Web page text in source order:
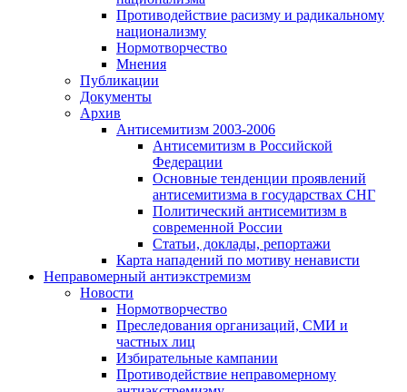
Противодействие расизму и радикальному
национализму
Нормотворчество
Мнения
Публикации
Документы
Архив
Антисемитизм 2003-2006
Антисемитизм в Российской
Федерации
Основные тенденции проявлений
антисемитизма в государствах СНГ
Политический антисемитизм в
современной России
Статьи, доклады, репортажи
Карта нападений по мотиву ненависти
Неправомерный антиэкстремизм
Новости
Нормотворчество
Преследования организаций, СМИ и
частных лиц
Избирательные кампании
Противодействие неправомерному